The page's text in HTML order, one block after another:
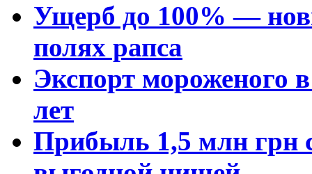
Ущерб до 100% —
полях рапса
Экспорт мороженого
лет
Прибыль 1,5 млн грн